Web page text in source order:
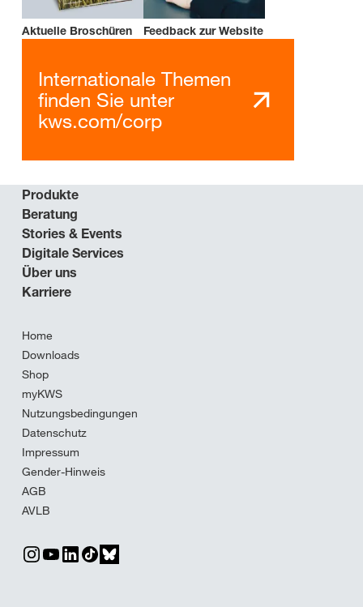
Aktuelle Broschüren Feedback zur Website
Internationale Themen
finden Sie unter
kws.com/corp
Produkte
Beratung
Stories & Events
Digitale Services
Über uns
Karriere
Home
Downloads
Shop
myKWS
Nutzungsbedingungen
Datenschutz
Impressum
Gender-Hinweis
AGB
AVLB